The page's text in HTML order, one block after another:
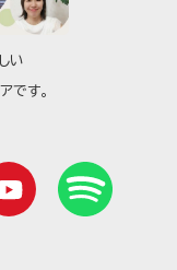
い
です。